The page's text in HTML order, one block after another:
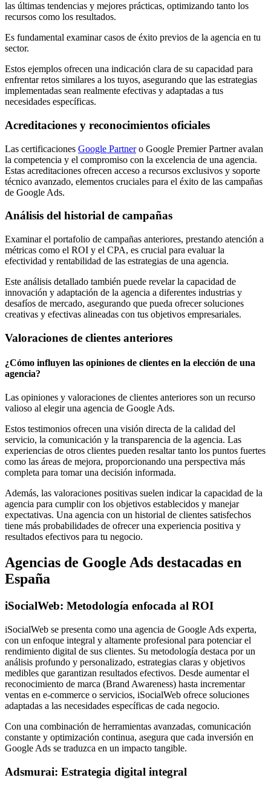
las últimas tendencias y mejores prácticas, optimizando tanto los
recursos como los resultados.
Es fundamental examinar casos de éxito previos de la agencia en tu
sector.
Estos ejemplos ofrecen una indicación clara de su capacidad para
enfrentar retos similares a los tuyos, asegurando que las estrategias
implementadas sean realmente efectivas y adaptadas a tus
necesidades específicas.
Acreditaciones y reconocimientos oficiales
Las certificaciones Google Partnero Google Premier Partner avalan
la competencia y el compromiso con la excelencia de una agencia.
Estas acreditaciones ofrecen acceso a recursos exclusivos y soporte
técnico avanzado, elementos cruciales para el éxito de las campañas
de Google Ads.
Análisis del historial de campañas
Examinar el portafolio de campañas anteriores, prestando atención a
métricas como el ROI y el CPA, es crucial para evaluar la
efectividad y rentabilidad de las estrategias de una agencia.
Este análisis detallado también puede revelar la capacidad de
innovación y adaptación de la agencia a diferentes industrias y
desafíos de mercado, asegurando que pueda ofrecer soluciones
creativas y efectivas alineadas con tus objetivos empresariales.
Valoraciones de clientes anteriores
¿Cómo influyen las opiniones de clientes en la elección de una
agencia?
Las opiniones y valoraciones de clientes anteriores son un recurso
valioso al elegir una agencia de Google Ads.
Estos testimonios ofrecen una visión directa de la calidad del
servicio, la comunicación y la transparencia de la agencia. Las
experiencias de otros clientes pueden resaltar tanto los puntos fuertes
como las áreas de mejora, proporcionando una perspectiva más
completa para tomar una decisión informada.
Además, las valoraciones positivas suelen indicar la capacidad de la
agencia para cumplir con los objetivos establecidos y manejar
expectativas. Una agencia con un historial de clientes satisfechos
tiene más probabilidades de ofrecer una experiencia positiva y
resultados efectivos para tu negocio.
Agencias de Google Ads destacadas en
España
iSocialWeb: Metodología enfocada al ROI
iSocialWeb se presenta como una agencia de Google Ads experta,
con un enfoque integral y altamente profesional para potenciar el
rendimiento digital de sus clientes. Su metodología destaca por un
análisis profundo y personalizado, estrategias claras y objetivos
medibles que garantizan resultados efectivos. Desde aumentar el
reconocimiento de marca (Brand Awareness) hasta incrementar
ventas en e-commerce o servicios, iSocialWeb ofrece soluciones
adaptadas a las necesidades específicas de cada negocio.
Con una combinación de herramientas avanzadas, comunicación
constante y optimización continua, asegura que cada inversión en
Google Ads se traduzca en un impacto tangible.
Adsmurai: Estrategia digital integral